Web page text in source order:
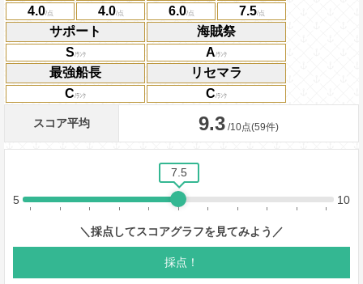
4.0
4.0 6.0
7.5
サポート
海賊祭
S
A
最強船長
リセマラ
C
C